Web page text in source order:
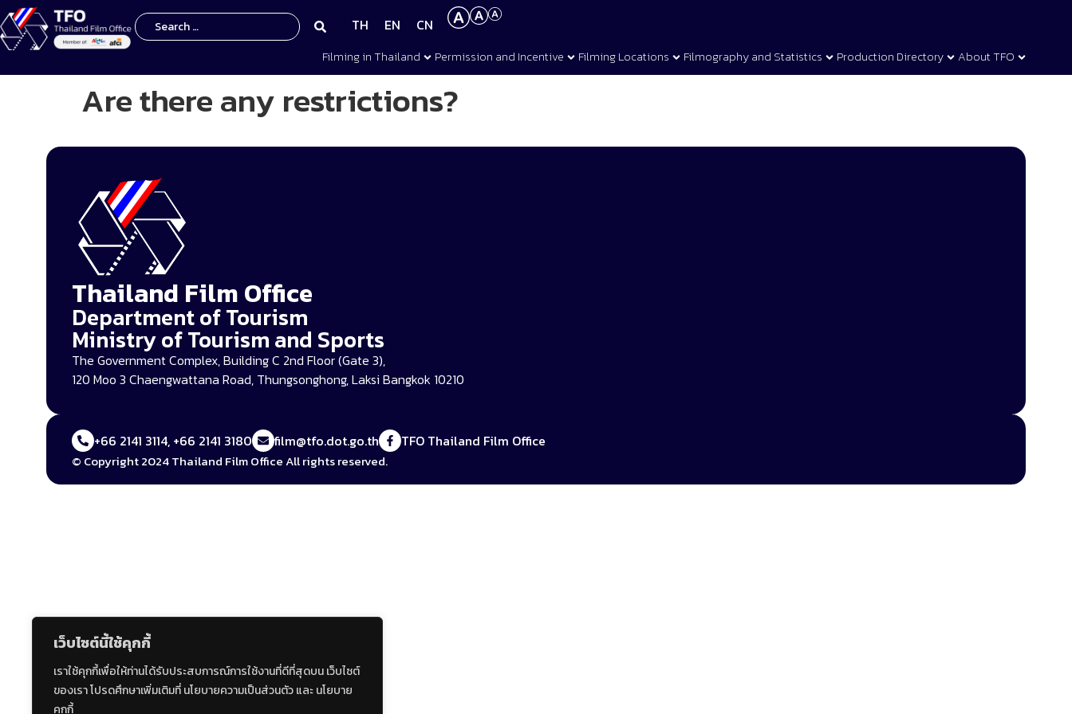
เว็บไซต์นี้ใช้คุกกี้
เราใช้คุกกี้เพื่อให้ท่านได้รับประสบการณ์การใช้งานที่ดีที่สุดบน เว็บไซต์
ของเรา โปรดศึกษาเพิ่มเติมที่ นโยบายความเป็นส่วนตัว และ นโยบาย
คุกกี้
TH EN CN
Filming in Thailand Permission and Incentive Filming Locations Filmography and Statistics Production Directory About TFO
Are there any restrictions?
Thailand Film Office
Department of Tourism
Ministry of Tourism and Sports
The Government Complex, Building C 2nd Floor (Gate 3),
120 Moo 3 Chaengwattana Road, Thungsonghong, Laksi Bangkok 10210
+66 2141 3114, +66 2141 3180 film@tfo.dot.go.th TFO Thailand Film Office
© Copyright 2024 Thailand Film Office All rights reserved.